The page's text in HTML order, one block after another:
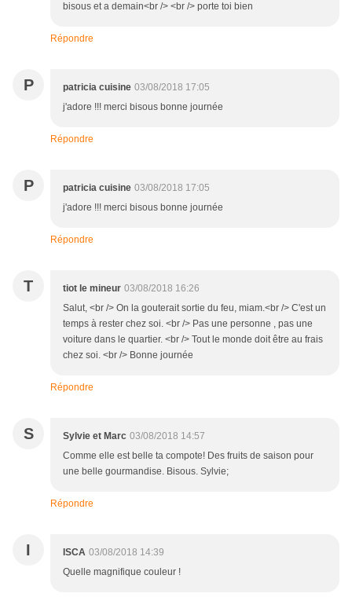
bisous et a demain<br /> <br /> porte toi bien
Répondre
P patricia cuisine 03/08/2018 17:05
j'adore !!! merci bisous bonne journée
Répondre
P patricia cuisine 03/08/2018 17:05
j'adore !!! merci bisous bonne journée
Répondre
T tiot le mineur 03/08/2018 16:26
Salut, <br /> On la gouterait sortie du feu, miam.<br /> C'est un
temps à rester chez soi. <br /> Pas une personne , pas une
voiture dans le quartier. <br /> Tout le monde doit être au frais
chez soi. <br /> Bonne journée
Répondre
S Sylvie et Marc 03/08/2018 14:57
Comme elle est belle ta compote! Des fruits de saison pour
une belle gourmandise. Bisous. Sylvie;
Répondre
I ISCA 03/08/2018 14:39
Quelle magnifique couleur !